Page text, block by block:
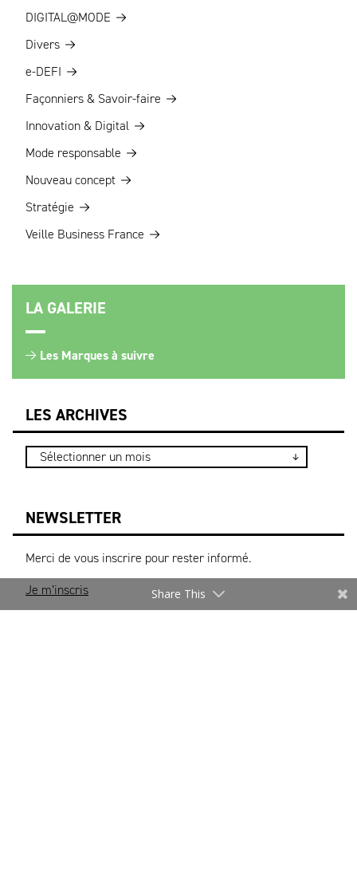
DIGITAL@MODE
Divers
e-DEFI
Façonniers & Savoir-faire
Innovation & Digital
Mode responsable
Nouveau concept
Stratégie
Veille Business France
LA GALERIE
Les Marques à suivre
LES ARCHIVES
NEWSLETTER
Merci de vous inscrire pour rester informé.
Je m’inscris
Share This